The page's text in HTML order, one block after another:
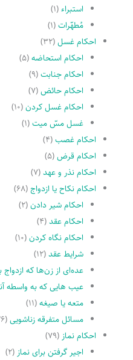
استبراء(۱)
مُطهّرات(۱)
احکام غسل(۳۲)
احکام استحاضه(۵)
احکام جنابت(۹)
احکام حائض(۷)
احکام غسل کردن(۱۰)
غسل مسّ میت(۱)
احکام غصب(۴)
احکام قرض(۵)
احکام نذر و عهد(۷)
احکام نکاح یا ازدواج(۶۸)
احکام شیر دادن(۲)
احکام عقد(۴)
احکام نگاه کردن(۱۰)
شرایط عقد(۱۲)
عده‌اى از زن‌ها که ازدواج
عیب هایى که به واسطه
متعه یا صیغه(۱۱)
مسائل متفرقه زناشویى(۲۶)
احکام نماز (۷۹)
اجیر گرفتن براى نماز (۲)